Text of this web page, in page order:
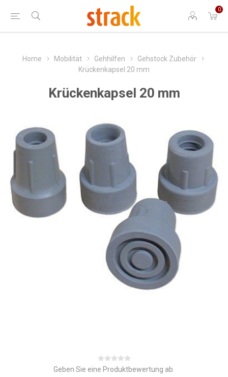
0
Home Mobilität Gehhilfen
Gehstock Zubehör
Krückenkapsel 20 mm
Krückenkapsel 20 mm
Geben Sie eine Produktbewertung ab.